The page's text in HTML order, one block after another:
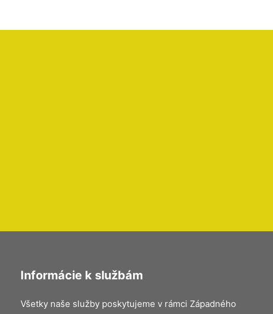
Informácie k službám
Všetky naše služby poskytujeme v rámci Západného